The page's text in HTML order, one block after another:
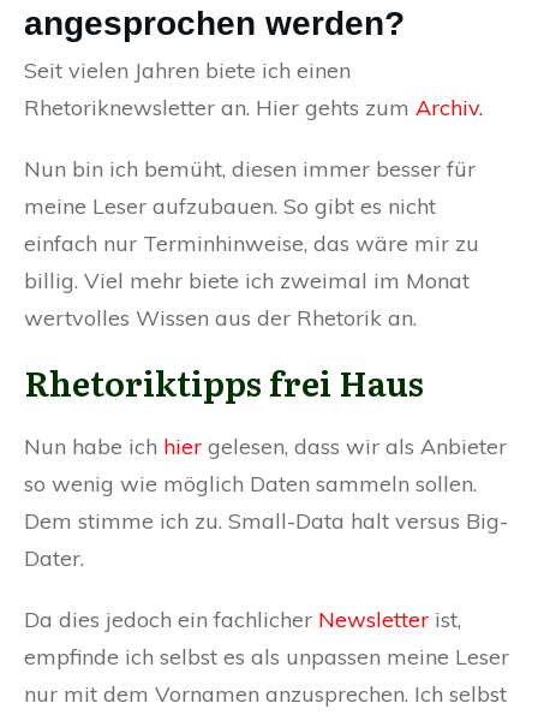
angesprochen werden?
Seit vielen Jahren biete ich einen
Rhetoriknewsletter an. Hier gehts zum Archiv.
Nun bin ich bemüht, diesen immer besser für
meine Leser aufzubauen. So gibt es nicht
einfach nur Terminhinweise, das wäre mir zu
billig. Viel mehr biete ich zweimal im Monat
wertvolles Wissen aus der Rhetorik an.
Rhetoriktipps frei Haus
Nun habe ich hier gelesen, dass wir als Anbieter
so wenig wie möglich Daten sammeln sollen.
Dem stimme ich zu. Small-Data halt versus Big-
Dater.
Da dies jedoch ein fachlicher Newsletter ist,
empfinde ich selbst es als unpassen meine Leser
nur mit dem Vornamen anzusprechen. Ich selbst